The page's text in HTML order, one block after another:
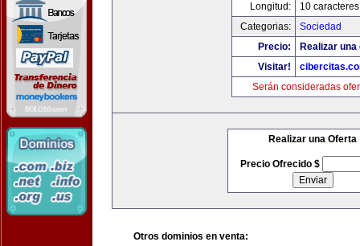
Longitud:
10 caracteres
Categorias:
Sociedad
Precio:
Realizar
Visitar!
Serán consideradas
Realizar una Oferta
Precio Ofrecido $
Otros dominios en venta: